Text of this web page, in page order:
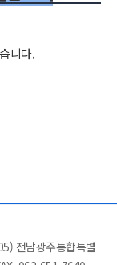
니다.
전남광주통합특별